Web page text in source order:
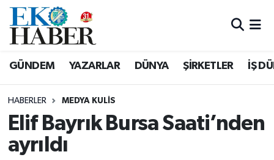
GÜNDEM YAZARLAR DÜNYA ŞİRKETLER İŞ
HABERLER MEDYA KULIS
Elif Bayrık Bursa Saati’nden
ayrıldı
Hava Durumu
Tüm Manşetler